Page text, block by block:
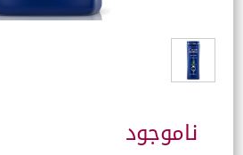
ناموجود